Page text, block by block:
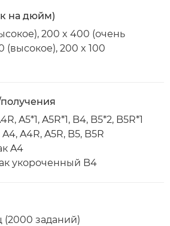
на дюйм)
200 x 400 (очень
(высокое), 200 x 100
A5*1, A5R*1, B4, B5*2, B5R*1
A4R, A5R, B5, B5R
A4
укороченный B4
(2000 заданий)